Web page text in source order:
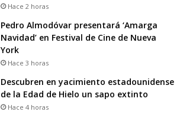
Hace 2 horas
Pedro Almodóvar presentará ‘Amarga
Navidad’ en Festival de Cine de Nueva
York
Hace 3 horas
Descubren en yacimiento estadounidense
de la Edad de Hielo un sapo extinto
Hace 4 horas